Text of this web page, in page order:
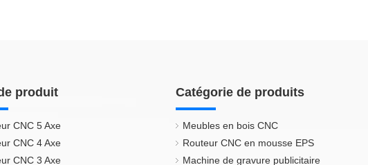
produit
CNC 5 Axe
CNC 4 Axe
CNC 3 Axe
Catégorie de produits
Meubles en bois CNC
Routeur CNC en mousse EPS
Machine de gravure publicitaire